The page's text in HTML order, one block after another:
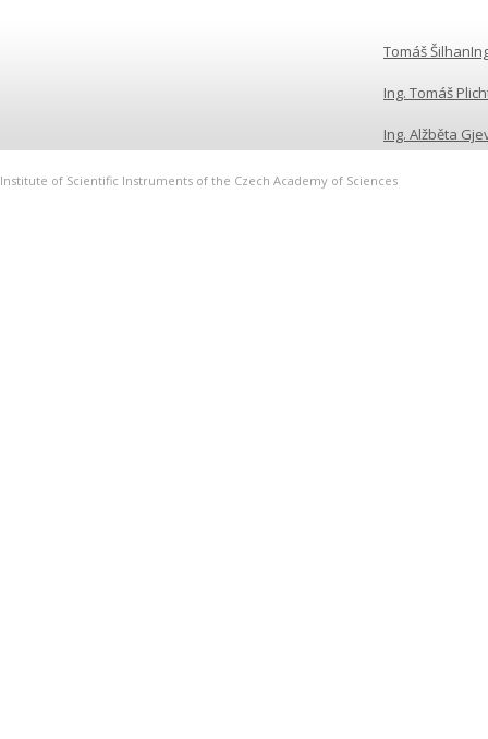
Tomáš Šilhan
Ing. Tomáš
Ing. Alžběta
Institute of Scientific Instruments of the Czech Academy of Sciences